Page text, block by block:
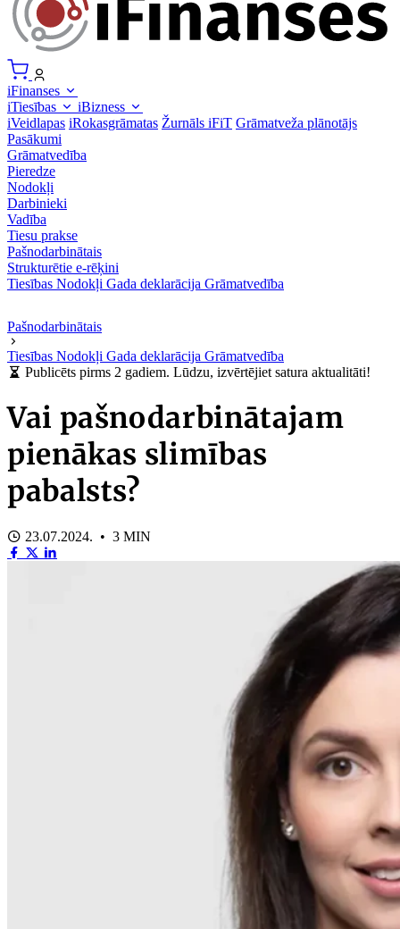
iFinanses
iTiesības
iBizness
iVeidlapas iRokasgrāmatas Žurnāls iFiT Grāmatveža plānotājs
Pasākumi
Grāmatvedība
Pieredze
Nodokļi
Darbinieki
Vadība
Tiesu prakse
Pašnodarbinātais
Strukturētie e-rēķini
Tiesības Nodokļi Gada deklarācija Grāmatvedība
Pašnodarbinātais
Tiesības Nodokļi Gada deklarācija Grāmatvedība
Publicēts pirms 2 gadiem. Lūdzu, izvērtējiet satura aktualitāti!
Vai pašnodarbinātajam
pienākas slimības
pabalsts?
23.07.2024. • 3 MIN